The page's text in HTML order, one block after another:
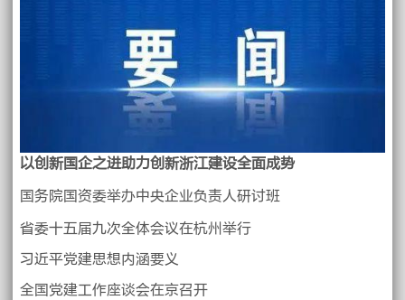
以创新国企之进助力创新浙江建设全面成势
国务院国资委举办中央企业负责人研讨班
省委十五届九次全体会议在杭州举行
习近平党建思想内涵要义
全国党建工作座谈会在京召开